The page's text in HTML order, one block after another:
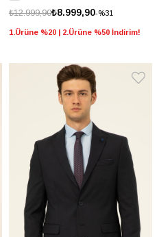
%31
₺8.999,90
₺12.999,90
1.Ürüne %20 | 2.Ürüne %50 İndirim!